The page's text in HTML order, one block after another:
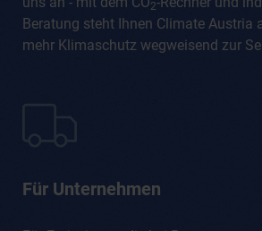
2
Beratung steht Ihnen Climate Austria
mehr Klimaschutz wegweisend zur
Für Unternehmen